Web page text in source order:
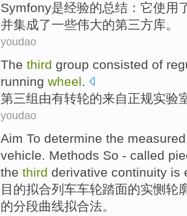
Symfony是经验的总结： 它使用
并集成了一些伟大的第三方库。
youdao
The third group consisted of
running wheel.
第三组由有转轮的来自正规实验
youdao
Aim To determine the
vehicle. Methods So - called
the third derivative continuity is
目的拟合列车车轮踏面的实恻轮
的分段曲线拟合法。